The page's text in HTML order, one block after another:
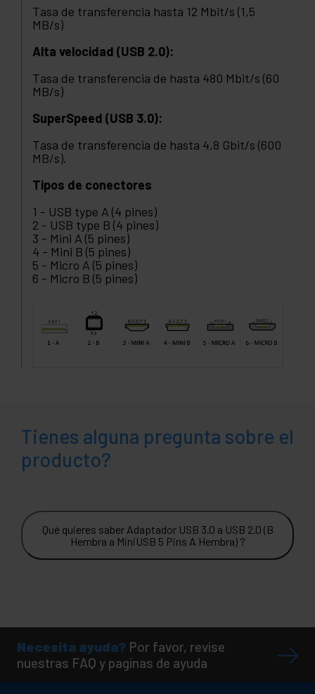
Tasa de transferencia hasta 12 Mbit/s (1,5
MB/s)
Alta velocidad (USB 2.0):
Tasa de transferencia de hasta 480 Mbit/s (60
MB/s)
SuperSpeed (USB 3.0):
Tasa de transferencia de hasta 4,8 Gbit/s (600
MB/s).
Tipos de conectores
1 - USB type A (4 pines)
2 - USB type B (4 pines)
3 - Mini A (5 pines)
4 - Mini B (5 pines)
5 - Micro A (5 pines)
6 - Micro B (5 pines)
Tienes alguna pregunta sobre el
producto?
Qué quieres saber Adaptador USB 3.0 a USB 2.0 (B
Hembra a MiniUSB 5 Pins A Hembra) ?
Necesita ayuda? Por favor, revise
nuestras FAQ y paginas de ayuda